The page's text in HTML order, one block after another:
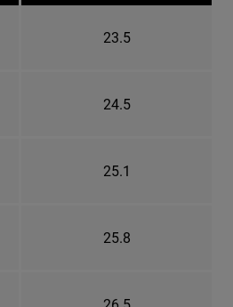
23.5
24.5
25.1
25.8